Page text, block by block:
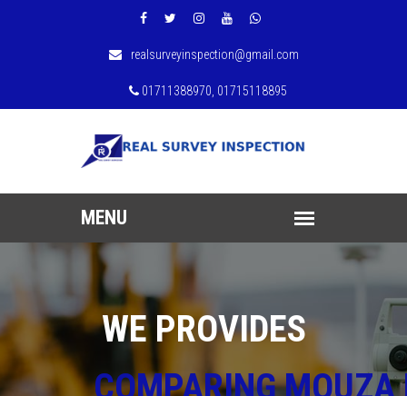
realsurveyinspection@gmail.com
01711388970, 01715118895
WE PROVIDES
COMPARING